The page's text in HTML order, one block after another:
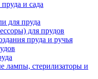
и сада
для пруда
для прудов
пруда и ручья
лампы, стерилизаторы и